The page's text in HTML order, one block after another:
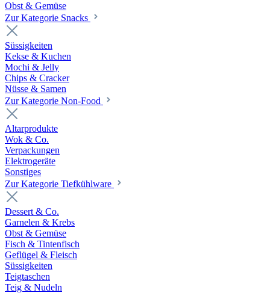
Obst & Gemüse
Zur Kategorie Snacks
Süssigkeiten
Kekse & Kuchen
Mochi & Jelly
Chips & Cracker
Nüsse & Samen
Zur Kategorie Non-Food
Altarprodukte
Wok & Co.
Verpackungen
Elektrogeräte
Sonstiges
Zur Kategorie Tiefkühlware
Dessert & Co.
Garnelen & Krebs
Obst & Gemüse
Fisch & Tintenfisch
Geflügel & Fleisch
Süssigkeiten
Teigtaschen
Teig & Nudeln